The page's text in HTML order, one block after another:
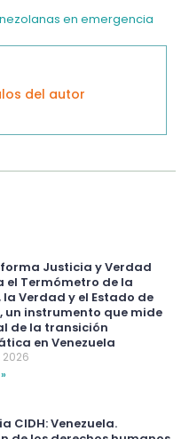
en emergencia
del autor
Justicia y Verdad
el Termómetro de la
Verdad y el Estado de
un instrumento que mide
de la transición
en Venezuela
CIDH: Venezuela.